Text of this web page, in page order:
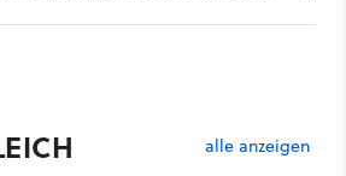
Teil eher als Action-Adventure
die Entwickler bei Wolfenstein 2
Erfahrungen verzichtet? Mit
alle anzeigen